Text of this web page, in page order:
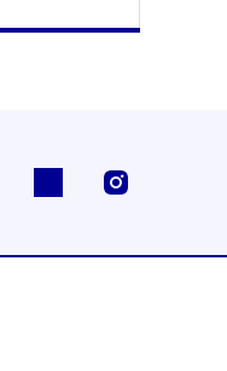
Twitter)Flickr